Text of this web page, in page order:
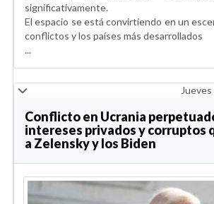
significativamente.
El espacio se está convirtiendo en un
conflictos y los países más desarrollados
...
Conflicto en Ucrania
intereses privados y corruptos
a Zelensky y los Biden